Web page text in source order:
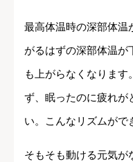
最高体温時の深部体温
がるはずの深部体温が
も上がらなくなります
ず、眠ったのに疲れが
い。こんなリズムがで
そもそも動ける元気が